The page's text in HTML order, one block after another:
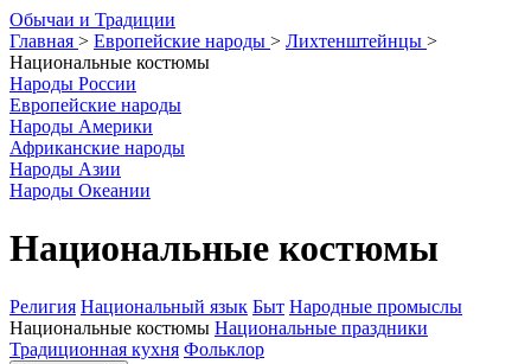
Обычаи и Традиции
Главная > Европейские народы > Лихтенштейнцы >
Национальные костюмы
Народы России
Европейские народы
Народы Америки
Африканские народы
Народы Азии
Народы Океании
Национальные костюмы
Религия Национальный язык Быт Народные промыслы
Национальные костюмы Национальные праздники
Традиционная кухня Фольклор